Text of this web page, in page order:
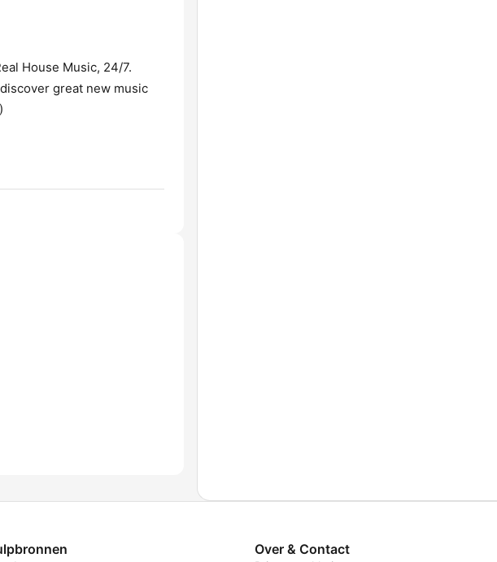
House Music, 24/7.
great new music
Over & Contact